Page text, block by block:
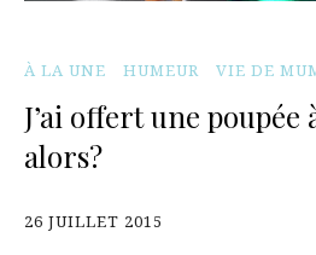
À LA UNE HUMEUR VIE DE
J’ai offert une
alors?
26 JUILLET 2015